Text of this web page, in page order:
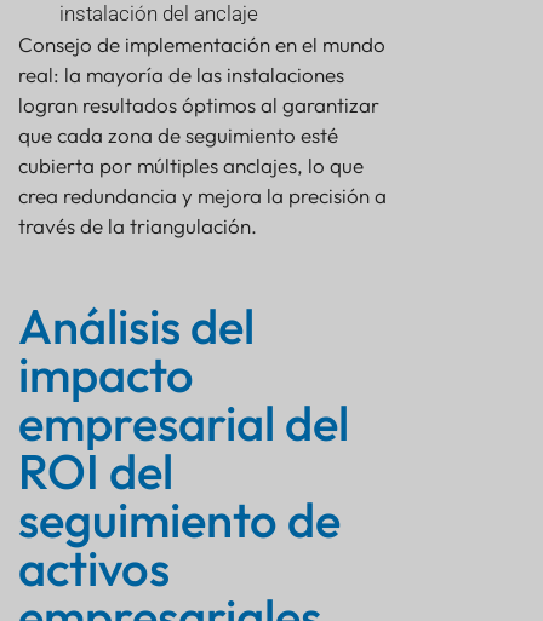
instalación del anclaje
Consejo de implementación en el mundo
real: la mayoría de las instalaciones
logran resultados óptimos al garantizar
que cada zona de seguimiento esté
cubierta por múltiples anclajes, lo que
crea redundancia y mejora la precisión a
través de la triangulación.
Análisis del
impacto
empresarial del
ROI del
seguimiento de
activos